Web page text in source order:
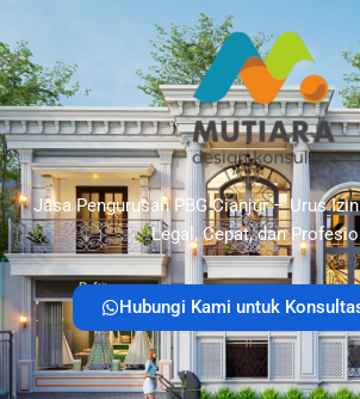
Jasa Pengurusan PBG Cianjur – Urus
Legal, Cepat, dan
Hubungi Kami untuk